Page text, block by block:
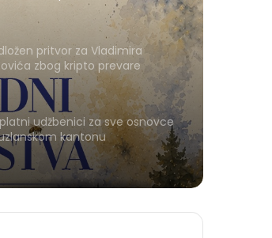
iz pet zemalja
pritvor za Vladimira
zbog kripto prevare
udžbenici za sve osnovce
kantonu